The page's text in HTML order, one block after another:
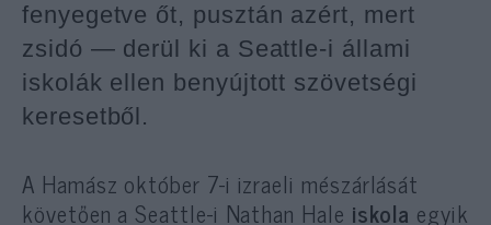
fenyegetve őt, pusztán azért, mert
zsidó — derül ki a Seattle-i állami
iskolák ellen benyújtott szövetségi
keresetből.
A Hamász október 7-i izraeli mészárlását
követően a Seattle-i Nathan Hale iskola egyik